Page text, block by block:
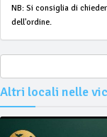
NB: Si consiglia di
dell'ordine.
Altri locali nelle